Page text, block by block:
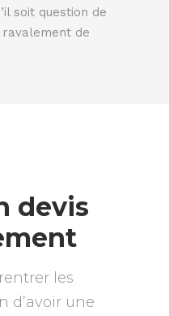
soit question de
de
devis
les
d’avoir une